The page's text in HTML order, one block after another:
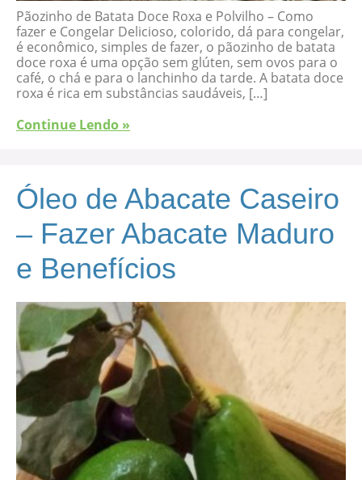
Pãozinho de Batata Doce Roxa e Polvilho – Como
fazer e Congelar Delicioso, colorido, dá para congelar,
é econômico, simples de fazer, o pãozinho de batata
doce roxa é uma opção sem glúten, sem ovos para o
café, o chá e para o lanchinho da tarde. A batata doce
roxa é rica em substâncias saudáveis, […]
Continue Lendo »
Óleo de Abacate Caseiro
– Fazer Abacate Maduro
e Benefícios